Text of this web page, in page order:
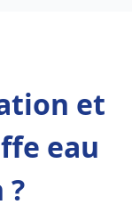
et
eau
?